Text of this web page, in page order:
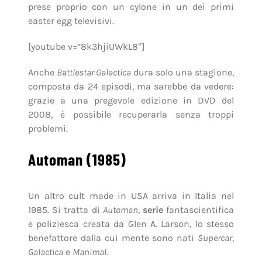
prese proprio con un cylone in un dei primi
easter egg televisivi.
[youtube v=”8k3hjiUWkL8″]
Anche Battlestar Galactica dura solo una stagione,
composta da 24 episodi, ma sarebbe da vedere:
grazie a una pregevole edizione in DVD del
2008, è possibile recuperarla senza troppi
problemi.
Automan (1985)
Un altro cult made in USA arriva in Italia nel
1985. Si tratta di Automan, seriefantascientifica
e poliziesca creata da Glen A. Larson, lo stesso
benefattore dalla cui mente sono nati Supercar,
Galacticae Manimal.